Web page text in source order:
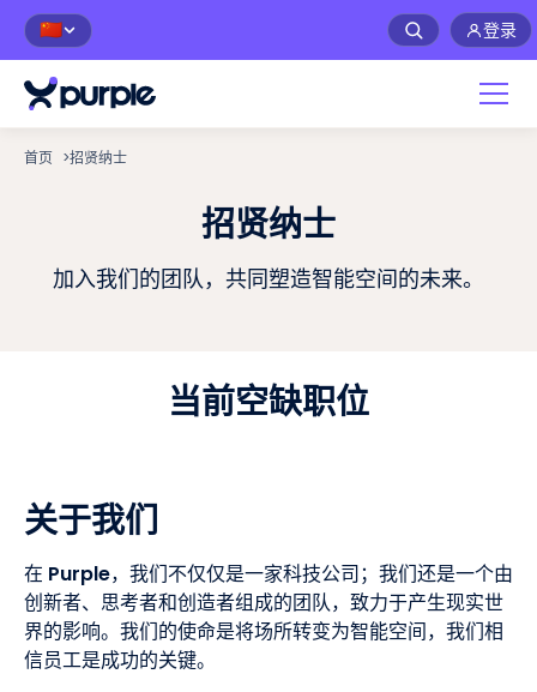
🇨🇳 登录
首页 >招贤纳士
招贤纳士
加入我们的团队，共同塑造智能空间的未来。
当前空缺职位
关于我们
在 Purple，我们不仅仅是一家科技公司；我们还是一个由
创新者、思考者和创造者组成的团队，致力于产生现实世
界的影响。我们的使命是将场所转变为智能空间，我们相
信员工是成功的关键。